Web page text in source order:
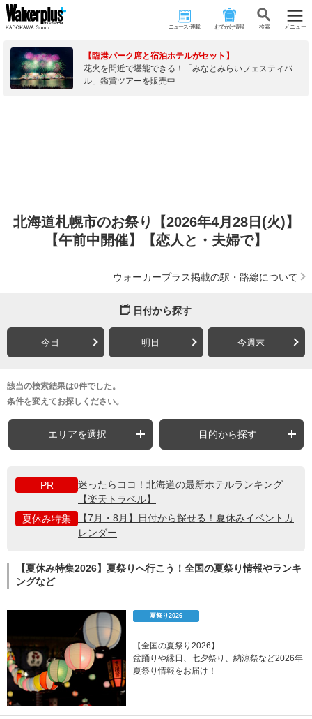
ニュース･連載 おでかけ情報 検 索 メニュー
【臨港パーク席と宿泊ホテルがセット】
花火を間近で堪能できる！「みなとみらいフェスティバ
ル」鑑賞ツアーを販売中
北海道札幌市のお祭り【2026年4月28日(火)】
【午前中開催】【恋人と・夫婦で】
ウォーカープラス掲載の駅・路線について
日付から探す
今日 明日 今週末
該当の検索結果は0件でした。
条件を変えてお探しください。
エリアを選択 目的から探す
PR
迷ったらココ！北海道の最新ホテルランキング
【楽天トラベル】
夏休み特集
【7月・8月】日付から探せる！夏休みイベントカ
レンダー
【夏休み特集2026】夏祭りへ行こう！全国の夏祭り情報やランキ
ングなど
夏祭り2026
【全国の夏祭り2026】
盆踊りや縁日、七夕祭り、納涼祭など2026年
夏祭り情報をお届け！